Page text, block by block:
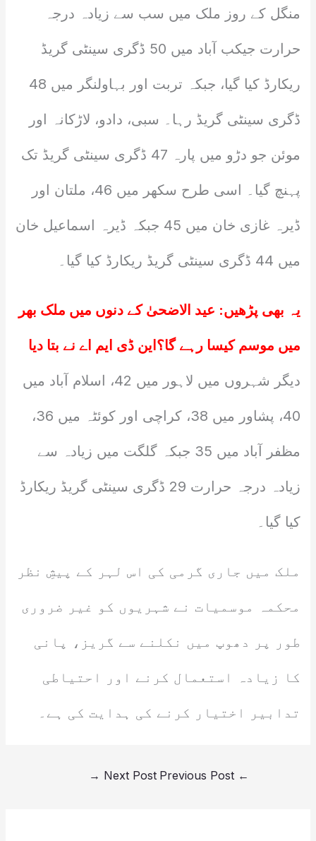
منگل کے روز ملک میں سب سے زیادہ درجہ
حرارت جیکب آباد میں 50 ڈگری سینٹی گریڈ
ریکارڈ کیا گیا، جبکہ تربت اور بہاولنگر میں 48
ڈگری سینٹی گریڈ رہا۔ سبی، دادو، لاڑکانہ اور
موئن جو دڑو میں پارہ 47 ڈگری سینٹی گریڈ تک
پہنچ گیا۔ اسی طرح سکھر میں 46، ملتان اور
ڈیرہ غازی خان میں 45 جبکہ ڈیرہ اسماعیل خان
میں 44 ڈگری سینٹی گریڈ ریکارڈ کیا گیا۔
یہ بھی پڑھیں: عید الاضحیٰ کے دنوں میں ملک بھر
میں موسم کیسا رہے گا؟این ڈی ایم اے نے بتا دیا
دیگر شہروں میں لاہور میں 42، اسلام آباد میں
40، پشاور میں 38، کراچی اور کوئٹہ میں 36،
مظفر آباد میں 35 جبکہ گلگت میں زیادہ سے
زیادہ درجہ حرارت 29 ڈگری سینٹی گریڈ ریکارڈ
کیا گیا۔
ملک میں جاری گرمی کی اس لہر کے پیشِ نظر
محکمہ موسمیات نے شہریوں کو غیر ضروری
طور پر دھوپ میں نکلنے سے گریز، پانی
کا زیادہ استعمال کرنے اور احتیاطی
تدابیر اختیار کرنے کی ہدایت کی ہے۔
←
Next Post
→